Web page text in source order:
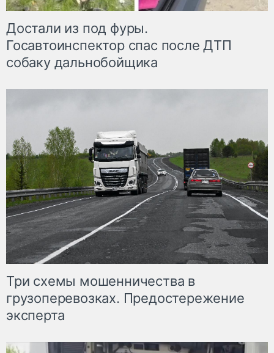
Достали из под фуры.
Госавтоинспектор спас после ДТП
собаку дальнобойщика
Три схемы мошенничества в
грузоперевозках. Предостережение
эксперта